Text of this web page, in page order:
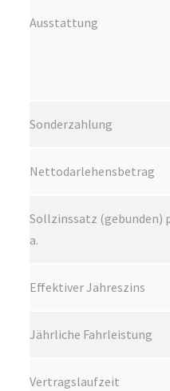
Ausstattung
Sonderzahlung
Nettodarlehensbetrag
Sollzinssatz (gebunden)
a.
Effektiver Jahreszins
Jährliche Fahrleistung
Vertragslaufzeit